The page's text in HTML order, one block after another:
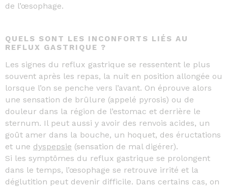
de l’œsophage.
QUELS SONT LES INCONFORTS LIÉS AU
REFLUX GASTRIQUE ?
Les signes du reflux gastrique se ressentent le plus
souvent après les repas, la nuit en position allongée ou
lorsque l’on se penche vers l’avant. On éprouve alors
une sensation de brûlure (appelé pyrosis) ou de
douleur dans la région de l’estomac et derrière le
sternum. Il peut aussi y avoir des renvois acides, un
goût amer dans la bouche, un hoquet, des éructations
et une dyspepsie (sensation de mal digérer).
Si les symptômes du reflux gastrique se prolongent
dans le temps, l’œsophage se retrouve irrité et la
déglutition peut devenir difficile. Dans certains cas, on